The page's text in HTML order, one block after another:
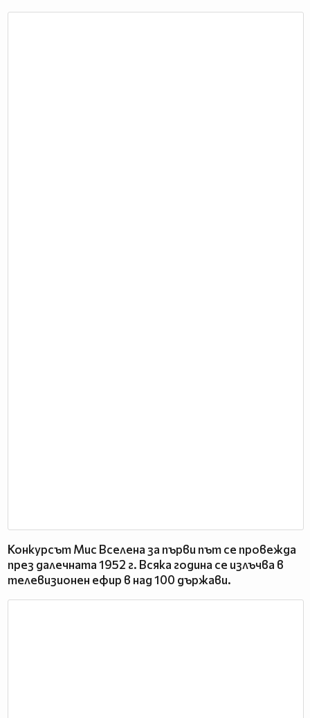
Конкурсът Мис Вселена за първи път се провежда
през далечната 1952 г. Всяка година се излъчва в
телевизионен ефир в над 100 държави.